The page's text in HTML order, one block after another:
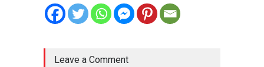
Leave a Comment